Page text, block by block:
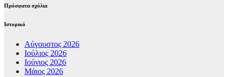
Πρόσφατα σχόλια
Ιστορικό
Αύγουστος 2026
Ιούλιος 2026
Ιούνιος 2026
Μάιος 2026